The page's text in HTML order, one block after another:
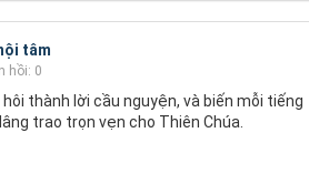
tâm
hồi: 0
thành lời cầu nguyện, và biến mỗi tiếng
trao trọn vẹn cho Thiên Chúa.